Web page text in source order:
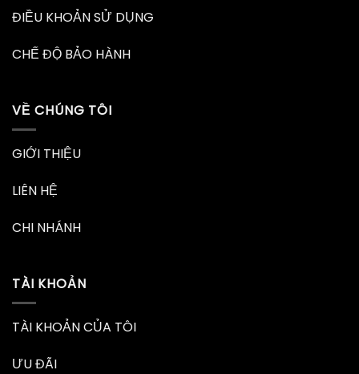
ĐIỀU KHOẢN SỬ DỤNG
CHẾ ĐỘ BẢO HÀNH
VỀ CHÚNG TÔI
GIỚI THIỆU
LIÊN HỆ
CHI NHÁNH
TÀI KHOẢN
TÀI KHOẢN CỦA TÔI
ƯU ĐÃI